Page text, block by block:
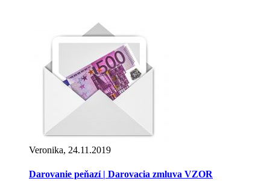
Veronika, 24.11.2019
Darovanie peňazí | Darovacia zmluva VZOR